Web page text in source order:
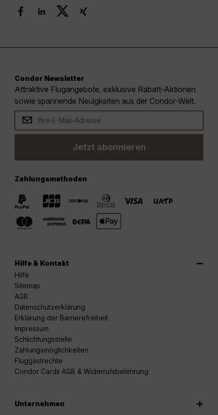
Condor Newsletter
Attraktive Flugangebote, exklusive Rabatt-Aktionen
sowie spannende Neuigkeiten aus der Condor-Welt.
Jetzt abonnieren
Zahlungsmethoden
Hilfe & Kontakt
Hilfe
Sitemap
AGB
Datenschutzerklärung
Erklärung der Barrierefreiheit
Impressum
Schlichtungsstelle
Zahlungsmöglichkeiten
Fluggastrechte
Condor Cards AGB & Widerrufsbelehrung
Unternehmen